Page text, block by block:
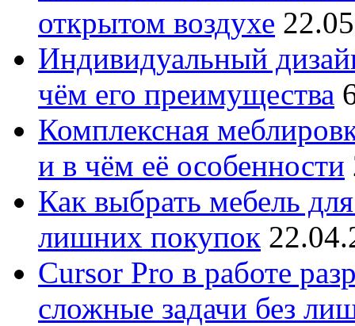
открытом воздухе
Индивидуальный
чём его преимущества
Комплексная
и в чём её особенности
Как выбрать мебель
лишних покупок
Cursor Pro в работе
сложные задачи без